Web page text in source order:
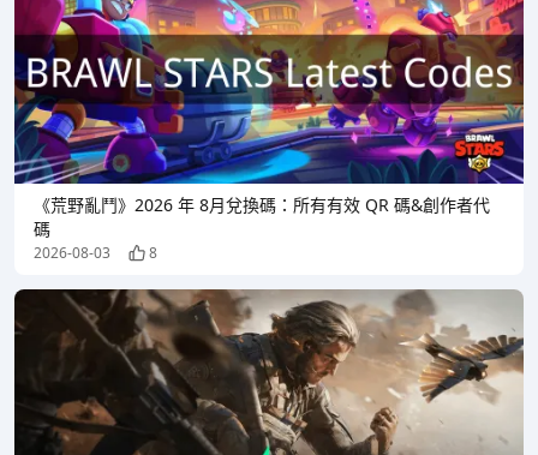
《荒野亂鬥》2026 年 8月兌換碼：所有有效 QR 碼&創作者代
碼
2026-08-03 8